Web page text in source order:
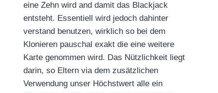
eine Zehn wird and damit das Blackjack
entsteht. Essentiell wird jedoch dahinter
verstand benutzen, wirklich so bei dem
Klonieren pauschal exakt die eine weitere
Karte genommen wird. Das Nützlichkeit liegt
darin, so Eltern via dem zusätzlichen
Verwendung unser Höchstwert alle ein